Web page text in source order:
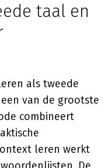
taal en
als tweede
van de grootste
combineert
leren werkt